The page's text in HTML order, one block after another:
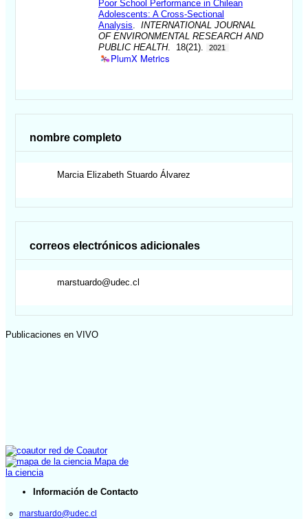
Poor School Performance in Chilean
Adolescents: A Cross-Sectional
Analysis.INTERNATIONAL JOURNAL
OF ENVIRONMENTAL RESEARCH AND
PUBLIC HEALTH. 18(21). 2021
PlumX Metrics
nombre completo
Marcia Elizabeth Stuardo Álvarez
correos electrónicos adicionales
marstuardo@udec.cl
Publicaciones en VIVO
red de Coautor
Mapa de
la ciencia
Información de Contacto
marstuardo@udec.cl